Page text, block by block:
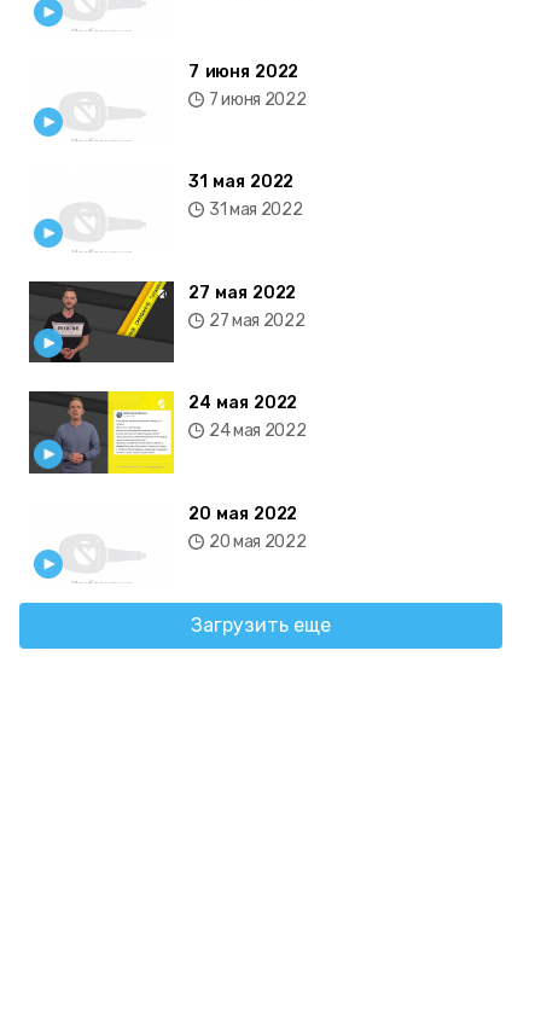
7 июня 2022
7 июня 2022
31 мая 2022
31 мая 2022
27 мая 2022
27 мая 2022
24 мая 2022
24 мая 2022
20 мая 2022
20 мая 2022
Загрузить еще